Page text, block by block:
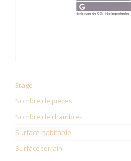
Etage
Nombre de pièces
Nombre de chambres
Surface habitable
Surface terrain